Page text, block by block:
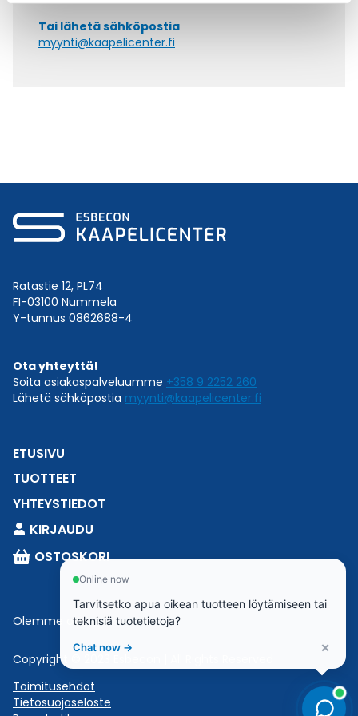
Tai lähetä sähköpostia
myynti@kaapelicenter.fi
Ratastie 12, PL74
FI-03100 Nummela
Y-tunnus 0862688-4
Ota yhteyttä!
Soita asiakaspalveluumme +358 9 2252 260
Lähetä sähköpostia myynti@kaapelicenter.fi
ETUSIVU
TUOTTEET
YHTEYSTIEDOT
KIRJAUDU
OSTOSKORI
Olemme osaEsbeconia.
Copyright © 2023 Esbecon | All Rights Reserved
Toimitusehdot
Tietosuojaseloste
Online now
Tarvitsetko apua oikean tuotteen löytämiseen tai
teknisiä tuotetietoja?
Chat now → ×